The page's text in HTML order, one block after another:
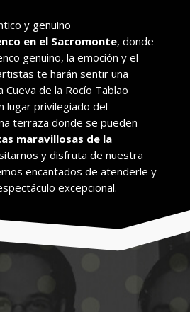
y genuino
en el Sacromonte, donde
genuino, la emoción y el
te harán sentir una
Cueva de la Rocío Tablao
lugar privilegiado del
terraza donde se pueden
maravillosas de la
y disfruta de nuestra
encantados de atenderle y
excepcional.